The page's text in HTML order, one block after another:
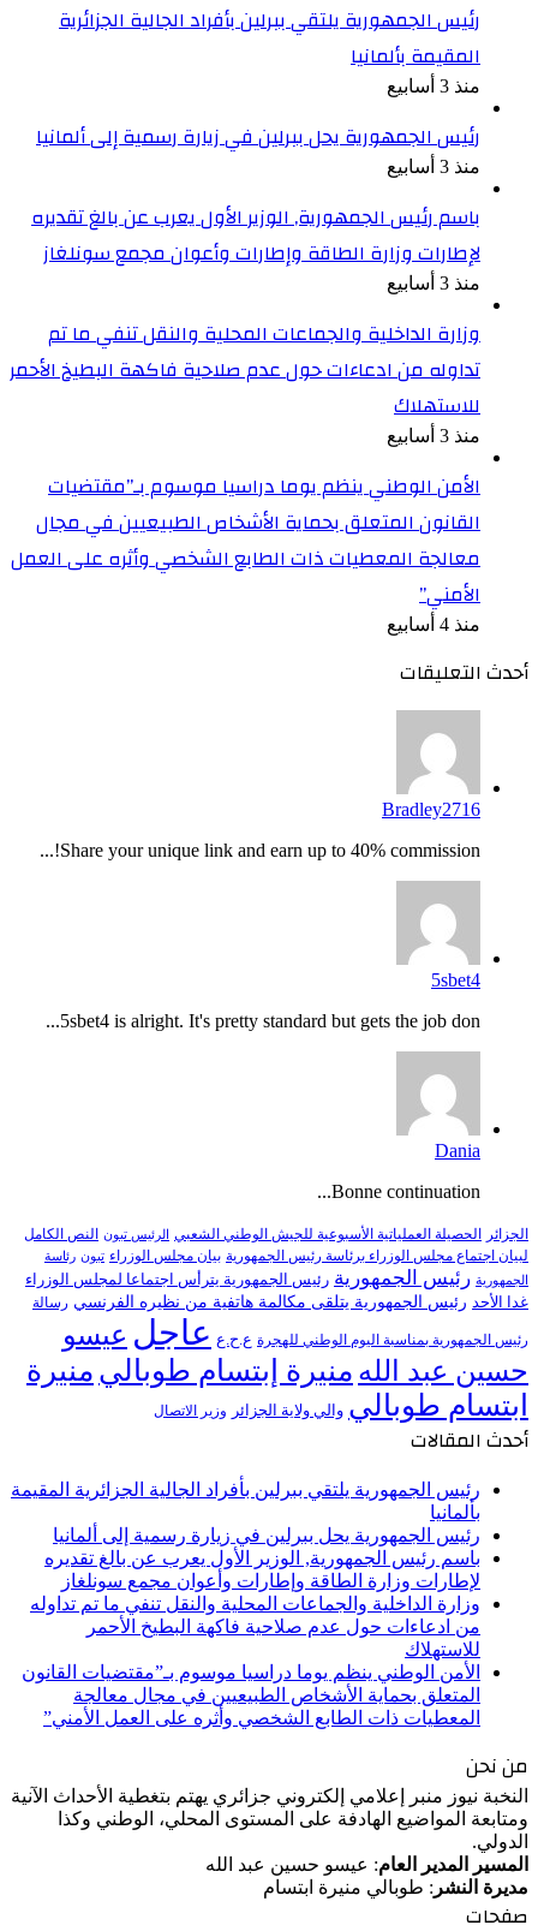
رئيس الجمهورية يلتقي ببرلين بأفراد الجالية الجزائرية
المقيمة بألمانيا
منذ 3 أسابيع
رئيس الجمهورية يحل ببرلين في زيارة رسمية إلى ألمانيا
منذ 3 أسابيع
باسم رئيس الجمهورية, الوزير الأول يعرب عن بالغ تقديره
لإطارات وزارة الطاقة وإطارات وأعوان مجمع سونلغاز
منذ 3 أسابيع
وزارة الداخلية والجماعات المحلية والنقل تنفي ما تم
تداوله من ادعاءات حول عدم صلاحية فاكهة البطيخ الأحمر
للاستهلاك
منذ 3 أسابيع
الأمن الوطني ينظم يوما دراسيا موسوم بـ”مقتضيات
القانون المتعلق بحماية الأشخاص الطبيعيين في مجال
معالجة المعطيات ذات الطابع الشخصي وأثره على العمل
الأمني”
منذ 4 أسابيع
أحدث التعليقات
Bradley2716
Share your unique link and earn up to 40% commission!...
5sbet4
5sbet4 is alright. It's pretty standard but gets the job don...
Dania
Bonne continuation...
الجزائر الحصيلة العملياتية الأسبوعية للجيش الوطني الشعبي الرئيس تبون النص الكامل
لبيان اجتماع مجلس الوزراء برئاسة رئيس الجمهورية بيان مجلس الوزراء تبون رئاسة
الجمهورية رئيس الجمهورية رئيس الجمهورية يترأس اجتماعا لمجلس الوزراء
غدا الأحد رئيس الجمهورية يتلقى مكالمة هاتفية من نظيره الفرنسي رسالة
رئيس الجمهورية بمناسبة اليوم الوطني للهجرة ع.ح.ع عاجل عيسو
حسين عبد الله منيرة إبتسام طوبالي منيرة
ابتسام طوبالي والي ولاية الجزائر وزير الاتصال
أحدث المقالات
رئيس الجمهورية يلتقي ببرلين بأفراد الجالية الجزائرية المقيمة
بألمانيا
رئيس الجمهورية يحل ببرلين في زيارة رسمية إلى ألمانيا
باسم رئيس الجمهورية, الوزير الأول يعرب عن بالغ تقديره
لإطارات وزارة الطاقة وإطارات وأعوان مجمع سونلغاز
وزارة الداخلية والجماعات المحلية والنقل تنفي ما تم تداوله
من ادعاءات حول عدم صلاحية فاكهة البطيخ الأحمر
للاستهلاك
الأمن الوطني ينظم يوما دراسيا موسوم بـ”مقتضيات القانون
المتعلق بحماية الأشخاص الطبيعيين في مجال معالجة
المعطيات ذات الطابع الشخصي وأثره على العمل الأمني”
من نحن
النخبة نيوز منبر إعلامي إلكتروني جزائري يهتم بتغطية الأحداث الآنية
ومتابعة المواضيع الهادفة على المستوى المحلي، الوطني وكذا
الدولي.
المسير المدير العام: عيسو حسين عبد الله
مديرة النشر : طوبالي منيرة ابتسام
صفحات